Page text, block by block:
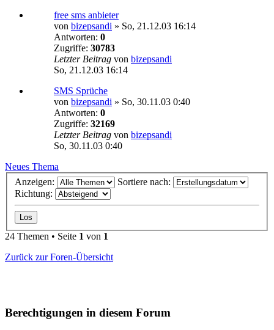
free sms anbieter
von bizepsandi » So, 21.12.03 16:14
Antworten: 0
Zugriffe: 30783
Letzter Beitrag von bizepsandi
So, 21.12.03 16:14
SMS Sprüche
von bizepsandi » So, 30.11.03 0:40
Antworten: 0
Zugriffe: 32169
Letzter Beitrag von bizepsandi
So, 30.11.03 0:40
Neues Thema
Anzeigen:
Sortiere nach:
Richtung:
24 Themen • Seite 1 von 1
Zurück zur Foren-Übersicht
Berechtigungen in diesem Forum